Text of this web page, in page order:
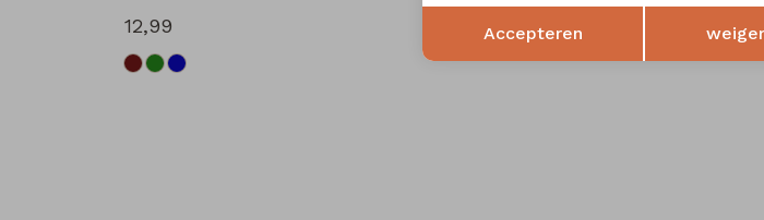
12,99
Terug
Accepteren